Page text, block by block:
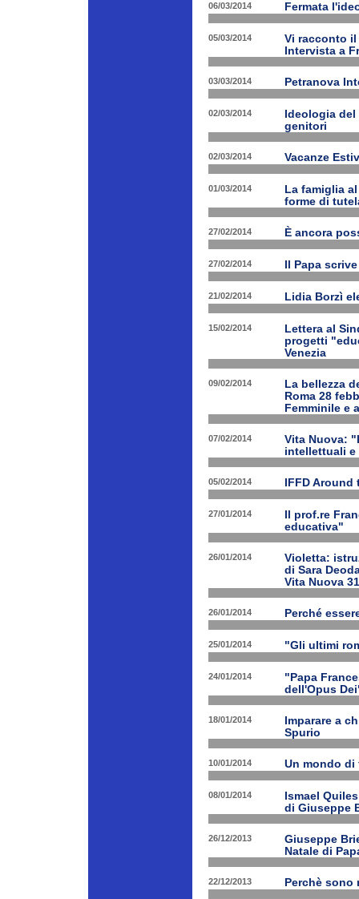
06/03/2014 Fermata
05/03/2014
Vi racconto il
Intervista a
03/03/2014 Petranova
02/03/2014
Ideologia
genitori
02/03/2014 Vacanze
01/03/2014
La famiglia
forme di
27/02/2014 È ancora
27/02/2014 Il Papa
21/02/2014 Lidia Borzì
15/02/2014
Lettera al
progetti
Venezia
09/02/2014
La bellezza
Roma 28
Femminile e
07/02/2014
Vita Nuova:
intellettuali e
05/02/2014 IFFD
27/01/2014
Il prof.re
educativa"
26/01/2014
Violetta:
di Sara
Vita Nuova
26/01/2014 Perché
25/01/2014 "Gli ultimi
24/01/2014
"Papa
dell'Opus
18/01/2014
Imparare a
Spurio
10/01/2014 Un mondo di
08/01/2014
Ismael
di Giuseppe
26/12/2013
Giuseppe
Natale di
22/12/2013 Perchè sono